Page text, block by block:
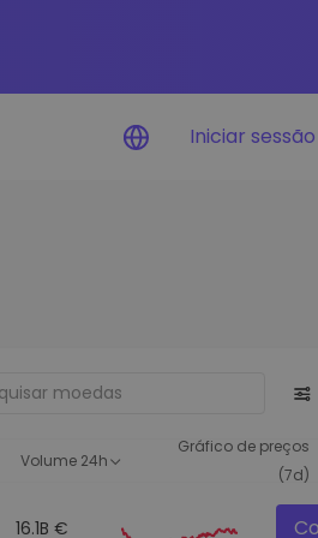
investimento
Ideias inteligentes para um
desempenho ótimo
Iniciar sessão
Volume 24h
Gráfico de preços
(7d)
16.1B €